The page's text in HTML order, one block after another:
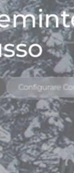
Configurare